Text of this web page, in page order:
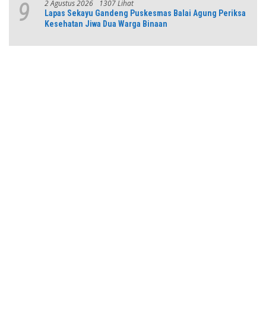
9 2 Agustus 2026 1307 Lihat
Lapas Sekayu Gandeng Puskesmas Balai Agung Periksa
Kesehatan Jiwa Dua Warga Binaan